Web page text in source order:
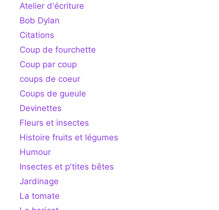
Atelier d'écriture
Bob Dylan
Citations
Coup de fourchette
Coup par coup
coups de coeur
Coups de gueule
Devinettes
Fleurs et insectes
Histoire fruits et légumes
Humour
Insectes et p'tites bêtes
Jardinage
La tomate